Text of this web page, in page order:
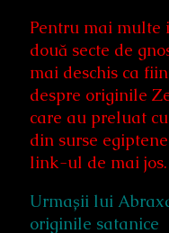
Pentru mai multe
două secte de
mai deschis ca
despre originile
care au preluat
din surse
link-ul de mai jos.
Urmașii lui
originile satanice